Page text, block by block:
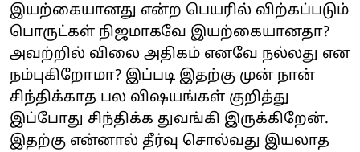
இயற்கையானது என்ற பெயரில் விற்கப்படும்
பொருட்கள் நிஜமாகவே இயற்கையானதா?
அவற்றில் விலை அதிகம் எனவே நல்லது என
நம்புகிறோமா? இப்படி இதற்கு முன் நான்
சிந்திக்காத பல விஷயங்கள் குறித்து
இப்போது சிந்திக்க துவங்கி இருக்கிறேன்.
இதற்கு என்னால் தீர்வு சொல்வது இயலாத